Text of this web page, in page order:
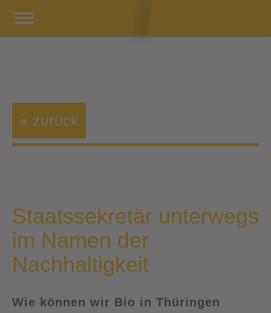
« zurück
Staatssekretär unterwegs
im Namen der
Nachhaltigkeit
Wie können wir Bio in Thüringen